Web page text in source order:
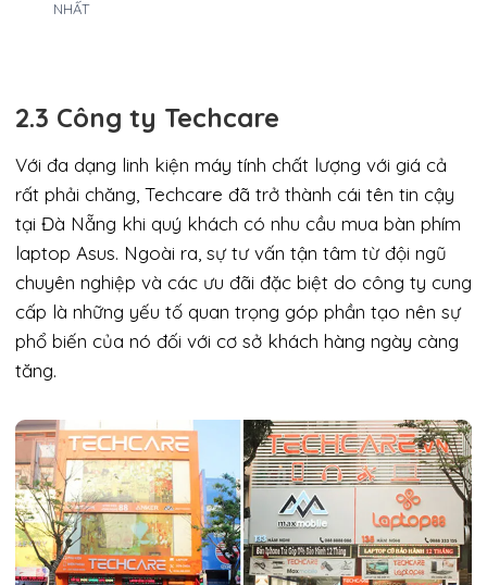
NHẤT
2.3 Công ty Techcare
Với đa dạng linh kiện máy tính chất lượng với giá cả
rất phải chăng, Techcare đã trở thành cái tên tin cậy
tại Đà Nẵng khi quý khách có nhu cầu mua bàn phím
laptop Asus. Ngoài ra, sự tư vấn tận tâm từ đội ngũ
chuyên nghiệp và các ưu đãi đặc biệt do công ty cung
cấp là những yếu tố quan trọng góp phần tạo nên sự
phổ biến của nó đối với cơ sở khách hàng ngày càng
tăng.